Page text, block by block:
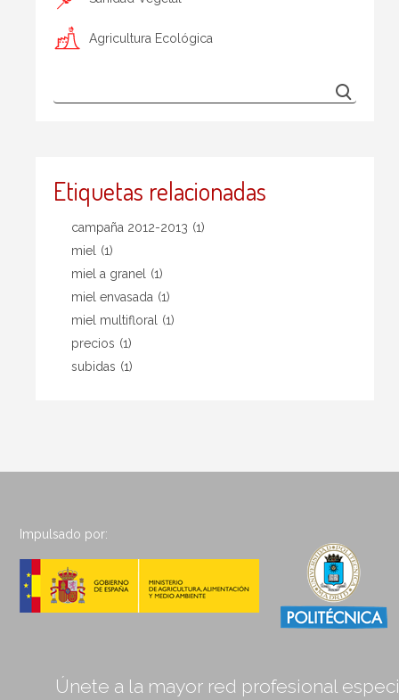
Agricultura Ecológica
Etiquetas relacionadas
campaña 2012-2013 (1)
miel
(1)
miel a granel
(1)
miel envasada (1)
miel multifloral
(1)
precios (1)
subidas (1)
Impulsado por:
Únete a la mayor red profesional